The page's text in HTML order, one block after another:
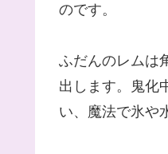
のです。
ふだんのレムは
出します。鬼化
い、魔法で氷や